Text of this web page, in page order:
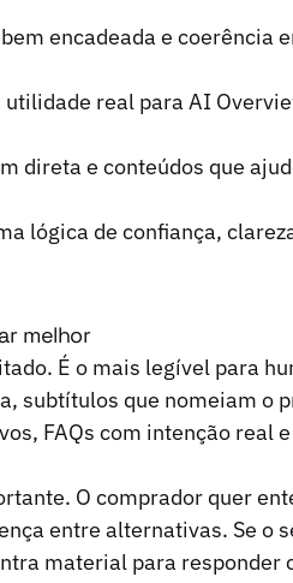
encadeada e coerência
real para AI
direta e conteúdos que
lógica de confiança,
melhor
É o mais legível para
subtítulos que nomeiam o
FAQs com intenção real
O comprador quer
entre alternativas. Se o
material para responder